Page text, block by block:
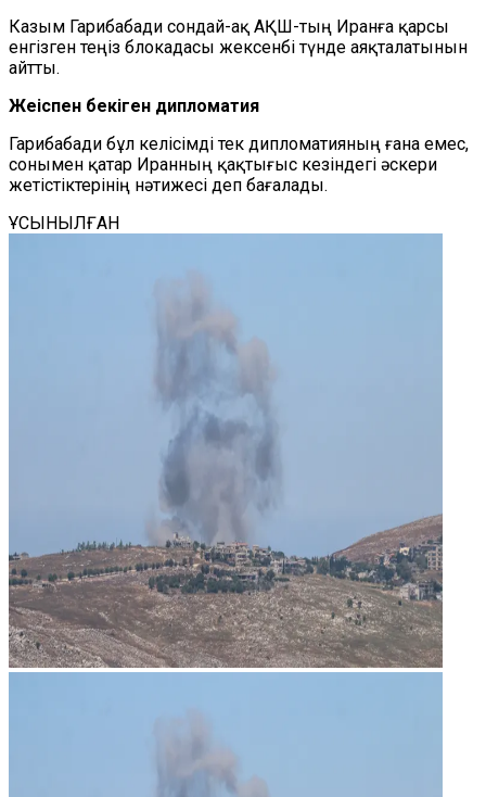
Казым Гарибабади сондай-ақ АҚШ-тың Иранға қарсы
енгізген теңіз блокадасы жексенбі түнде аяқталатынын
айтты.
Жеңіспен бекіген дипломатия
Гарибабади бұл келісімді тек дипломатияның ғана емес,
сонымен қатар Иранның қақтығыс кезіндегі әскери
жетістіктерінің нәтижесі деп бағалады.
ҰСЫНЫЛҒАН